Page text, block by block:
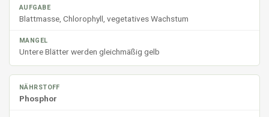
Blattmasse, Chlorophyll, vegetatives Wachstum
Untere Blätter werden gleichmäßig gelb
Phosphor